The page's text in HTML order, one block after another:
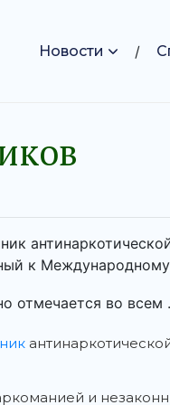
Новости
к
отмечается во всем
и